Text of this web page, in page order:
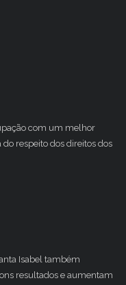
com um melhor
respeito dos direitos dos
Isabel também
resultados e aumentam